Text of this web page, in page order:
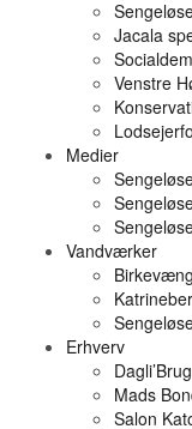
Jacala
Venstre
Medier
Vandværker
Erhverv
Mads
Salon